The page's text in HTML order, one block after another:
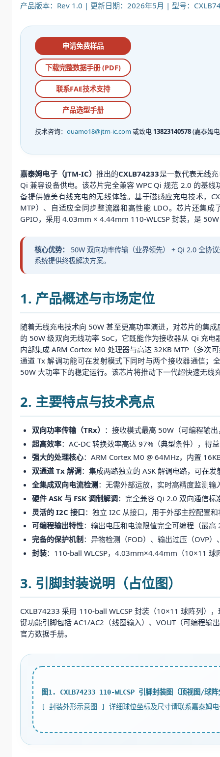
产品版本：Rev 1.0 | 更新日期：2026年5月 | 型号：
申请免费样品
下载完整数据手册 (PDF)
联系FAE技术支持
产品选型手册
技术咨询： ouamo18@jtm-ic.com或致电 13823140578(嘉泰姆
嘉泰姆电子（JTM-IC） 推出的CXLB74233是一款代表无线
Qi 兼容设备供电。该芯片完全兼容 WPC Qi 规范 2.0 的基
备提供媲美有线充电的无线体验。基于磁感应充电技术，
MTP）、自适应全同步整流器和高性能 LDO。芯片还集成
GPIO，采用 4.03mm × 4.44mm 110-WLCSP 封装，是
核心优势：
50W 双向功率传输（业界领先） + Qi 2.0 全协
系统提供终极解决方案。
1. 产品概述与市场定位
随着无线充电技术向 50W 甚至更高功率演进，对芯片的集
的 50W 级双向无线功率 SoC，它既能作为接收器从 Qi 充
内部集成 ARM Cortex M0 处理器与高达 32KB MTP（多次
通道 Tx 解调功能可在发射模式下同时与两个接收器通信；
50W 大功率下的稳定运行。该芯片将推动下一代超快速无线
2. 主要特点与技术亮点
双向功率传输（TRx） ：接收模式最高 50W（可编程输
超高效率：AC-DC 转换效率高达 97%（典型条件），得
强大的处理核心：ARM Cortex M0 @ 64MHz，内置
双通道 Tx 解调：集成两路独立的 ASK 解调电路，可在
全集成双向电流检测 ：无需外部运放，实时高精度监测
硬件 ASK 与 FSK 调制解调：完全兼容 Qi 2.0 双向通信标
灵活的 I2C 接口：独立 I2C 从接口，用于外部主控配置
可编程输出特性：输出电压和电流限值完全可编程（最
完备的保护机制 ：异物检测（FOD）、输出过压（OVP
封装：110-ball WLCSP，4.03mm×4.44mm（10×11 球
3. 引脚封装说明（占位图）
CXLB74233 采用 110-ball WLCSP 封装（10×11 球阵列）
键功能引脚包括 AC1/AC2（线圈输入）、VOUT（可编程输
官方数据手册。
图1. CXLB74233 110-WLCSP 引脚封装图（顶视图/球阵
[ 封装外形示意图 ] 详细球位坐标及尺寸请联系嘉泰姆电